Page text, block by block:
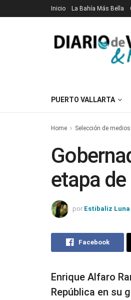
Inicio La Bahía Más Bella
PUERTO VALLARTA
Home Selección de medios
etapa
por Estibaliz Luna
Facebook
Enrique Alfaro
República en su